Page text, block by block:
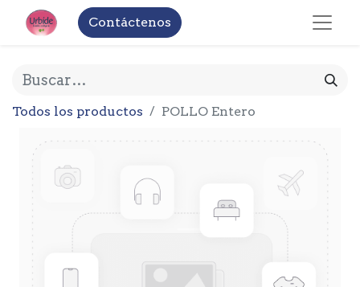
Contáctenos
Todos los productos POLLO Entero